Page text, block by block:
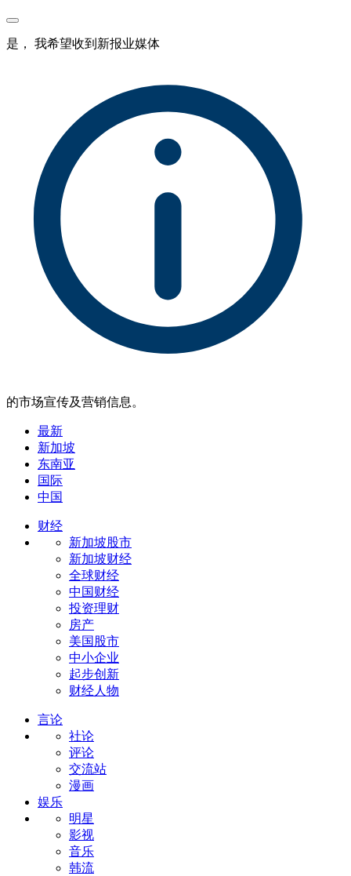
是， 我希望收到新报业媒体
的市场宣传及营销信息。
最新
新加坡
东南亚
国际
中国
财经
新加坡股市
新加坡财经
全球财经
中国财经
投资理财
房产
美国股市
中小企业
起步创新
财经人物
言论
社论
评论
交流站
漫画
娱乐
明星
影视
音乐
韩流